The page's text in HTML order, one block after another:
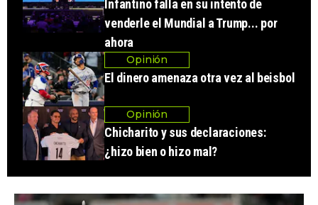
Infantino falla en su intento de
venderle el Mundial a Trump... por
ahora
Opinión
El dinero amenaza otra vez al beisbol
Opinión
Chicharito y sus declaraciones:
¿hizo bien o hizo mal?